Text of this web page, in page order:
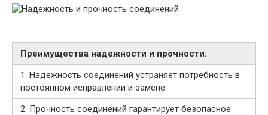
Преимущества надежности и прочности:
1. Надежность соединений устраняет потребность в
постоянном исправлении и замене.
2. Прочность соединений гарантирует безопасное